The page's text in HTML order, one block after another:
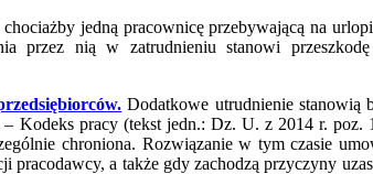
jedną pracownicę przebywającą na
przez nią w zatrudnieniu stanowi przeszkodę
Dodatkowe utrudnienie stanowią
Kodeks pracy (tekst jedn.: Dz. U. z 2014 r. poz.
chroniona. Rozwiązanie w tym czasie
pracodawcy, a także gdy zachodzą przyczyny